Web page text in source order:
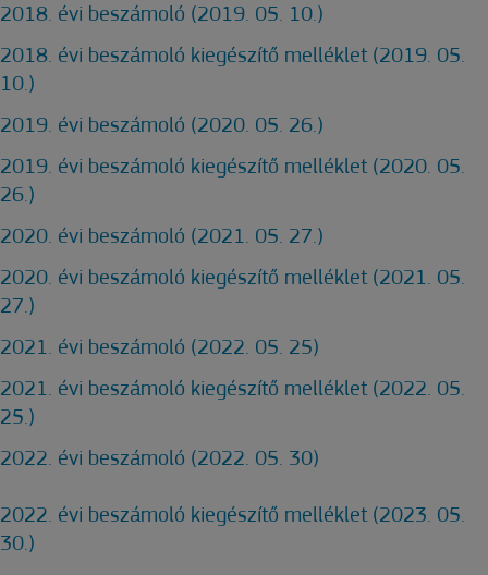
2018. évi beszámoló (2019. 05. 10.)
2018. évi beszámoló kiegészítő melléklet (2019. 05.
10.)
2019. évi beszámoló (2020. 05. 26.)
2019. évi beszámoló kiegészítő melléklet (2020. 05.
26.)
2020. évi beszámoló (2021. 05. 27.)
2020. évi beszámoló kiegészítő melléklet (2021. 05.
27.)
2021. évi beszámoló (2022. 05. 25)
2021. évi beszámoló kiegészítő melléklet (2022. 05.
25.)
2022. évi beszámoló (2022. 05. 30)
2022. évi beszámoló kiegészítő melléklet (2023. 05.
30.)